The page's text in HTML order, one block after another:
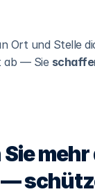
Ort und Stelle
ab — Sie